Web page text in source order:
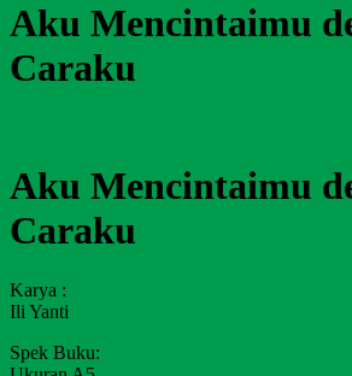
Aku Mencintaimu
Caraku
Aku Mencintaimu
Caraku
Karya :
Ili Yanti
Spek Buku: